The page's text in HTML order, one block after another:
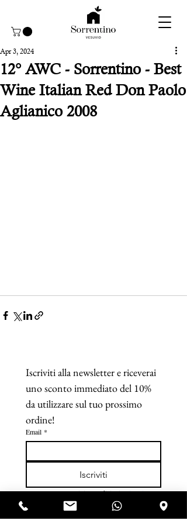
12° AWC - Sorrentino - Best
Wine Italian Red Don Paolo
Aglianico 2008
Apr 3, 2024
Iscriviti alla newsletter e riceverai
uno sconto immediato del 10%
da utilizzare sul tuo prossimo
ordine!
Email *
Iscriviti
Accetto termini e condizioni. Visualizza
termini d'uso